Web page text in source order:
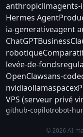
anthropicllmagents-
Hermes Agent
ia-generativeagent
ChatGPTBusiness
robotique
levée-de-fonds
OpenClawsans-code
nvidiaollamaspacex
VPS (serveur privé
github-copilotrobot-
© 2026 AI-